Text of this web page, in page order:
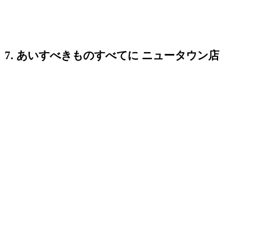
7. あいすべきものすべてに ニュータウン店